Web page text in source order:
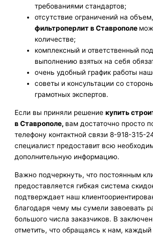
требованиями стандартов;
отсутствие ограничений на
фильтроперлит в Ставрополе
количестве;
комплексный и ответственный
выполнению взятых на себя
очень удобный график работы
советы и консультации со
грамотных экспертов.
Если вы приняли решениекупить
в Ставрополе, вам достаточно просто
телефону контактной связи 8-918-315-
специалист предоставит всю
дополнительную информацию.
Важно подчеркнуть, что постоянным
предоставляется гибкая система
подтверждает наш
благодаря чему мы сумели завоевать
большого числа заказчиков. В
отметить, что обращаясь к нам, каждый